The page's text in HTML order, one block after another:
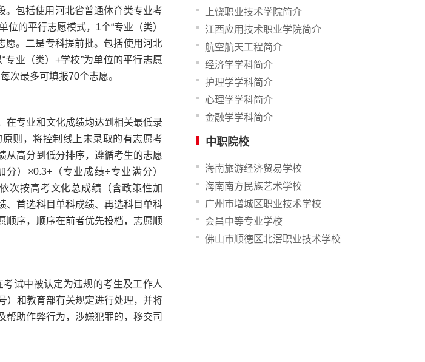
包括使用河北省普通体育类专业考
的平行志愿模式，1个“专业（类）
愿。二是专科提前批。包括使用河北
业（类）+学校”为单位的平行志愿
次最多可填报70个志愿。
专业和文化成绩均达到相关最低录
则，将控制线上未录取的有志愿考
从高分到低分排序，遵循考生的志愿
）×0.3+（专业成绩÷专业满分）
次按高考文化总成绩（含政策性加
、首选科目单科成绩、再选科目单科
顺序，顺序在前者优先投档，志愿顺
试中被认定为违规的考生及工作人
）和教育部有关规定进行处理，并将
帮助作弊行为，涉嫌犯罪的，移交司
上饶职业技术学院简介
江西应用技术职业学院简介
航空航天工程简介
经济学学科简介
护理学学科简介
心理学学科简介
金融学学科简介
中职院校
海南旅游经济贸易学校
海南南方民族艺术学校
广州市增城区职业技术学校
会昌中等专业学校
佛山市顺德区北滘职业技术学校